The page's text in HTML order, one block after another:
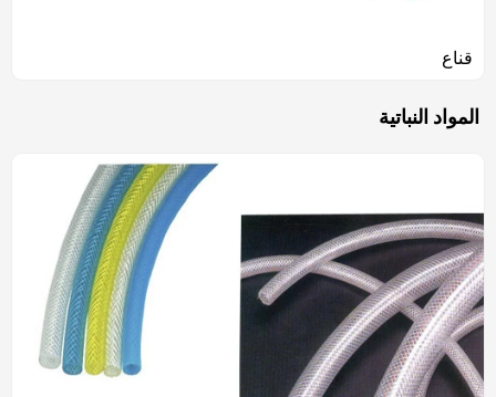
قناع
المواد النباتية